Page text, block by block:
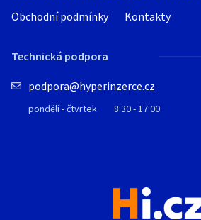
Obchodní podmínky
Kontakty
Technická podpora
podpora@hyperinzerce.cz
pondělí - čtvrtek 8:30 - 17:00